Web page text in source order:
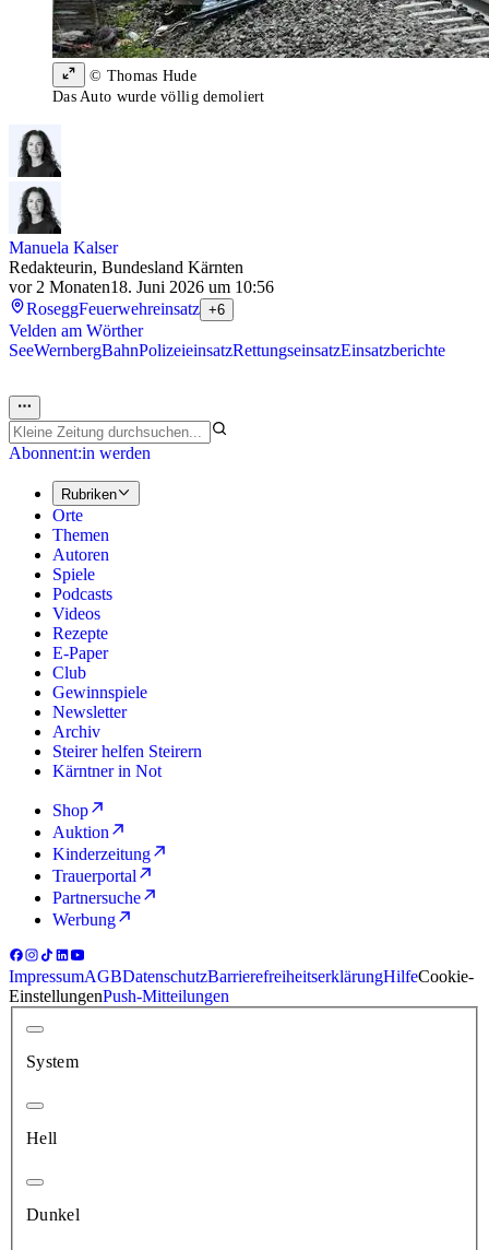
© Thomas Hude
Das Auto wurde völlig demoliert
Manuela Kalser
Redakteurin, Bundesland Kärnten
vor 2 Monaten18. Juni 2026 um 10:56
RoseggFeuerwehreinsatz +6
Velden am Wörther
SeeWernbergBahnPolizeieinsatzRettungseinsatzEinsatzberichte
Abonnent:in werden
Rubriken
Orte
Themen
Autoren
Spiele
Podcasts
Videos
Rezepte
E-Paper
Club
Gewinnspiele
Newsletter
Archiv
Steirer helfen Steirern
Kärntner in Not
Shop
Auktion
Kinderzeitung
Trauerportal
Partnersuche
Werbung
ImpressumAGBDatenschutzBarrierefreiheitserklärungHilfeCookie-
EinstellungenPush-Mitteilungen
System
Hell
Dunkel